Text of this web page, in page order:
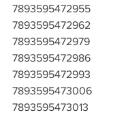
7893595472955
7893595472962
7893595472979
7893595472986
7893595472993
7893595473006
7893595473013